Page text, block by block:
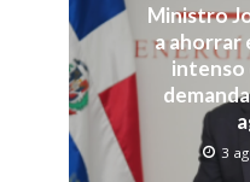
Ministro
a ahorrar
intenso
3